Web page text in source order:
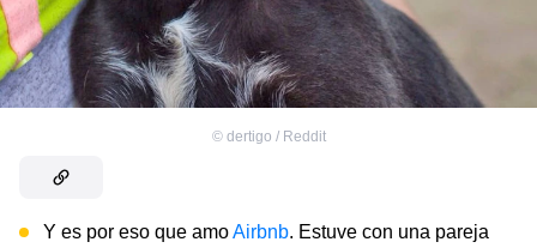
© dertigo / Reddit
Y es por eso que amoAirbnb. Estuve con una pareja